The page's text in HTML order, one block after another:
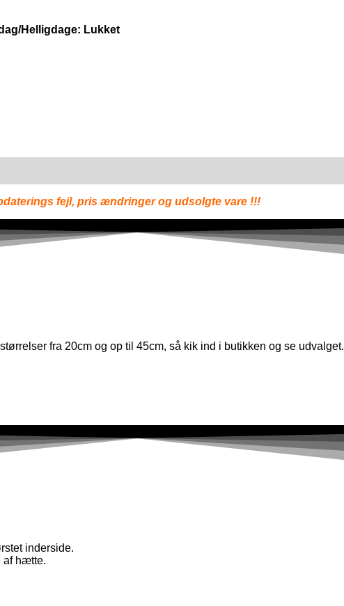
Helligdage: Lukket
fejl, pris ændringer og udsolgte vare !!!
fra 20cm og op til 45cm, så kik ind i butikken og se udvalget.
inderside.
af hætte.